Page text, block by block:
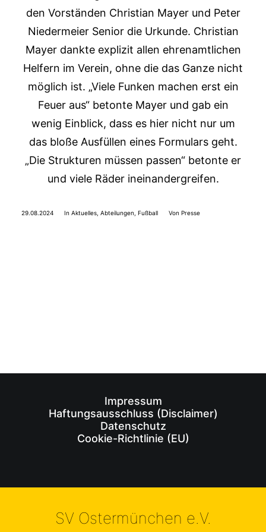
den Vorständen Christian Mayer und Peter
Niedermeier Senior die Urkunde. Christian
Mayer dankte explizit allen ehrenamtlichen
Helfern im Verein, ohne die das Ganze nicht
möglich ist. „Viele Funken machen erst ein
Feuer aus“ betonte Mayer und gab ein
wenig Einblick, dass es hier nicht nur um
das bloße Ausfüllen eines Formulars geht.
„Die Strukturen müssen passen“ betonte er
und viele Räder ineinandergreifen.
29.08.2024 In Aktuelles Abteilungen Fußball Von Presse
Impressum
Haftungsausschluss (Disclaimer)
Datenschutz
Cookie-Richtlinie (EU)
SV Ostermünchen e.V.